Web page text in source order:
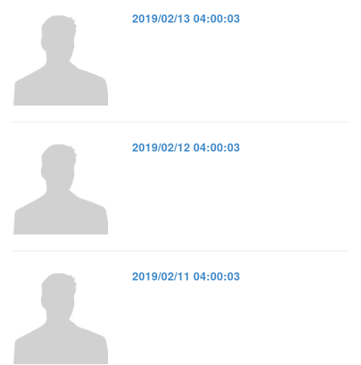
2019/02/13 04:00:03
2019/02/12 04:00:03
2019/02/11 04:00:03